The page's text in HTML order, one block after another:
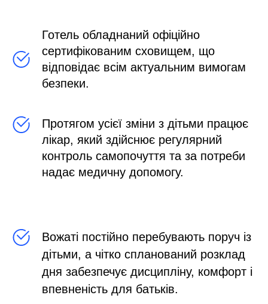
Готель обладнаний офіційно
сертифікованим сховищем, що
відповідає всім актуальним вимогам
безпеки.
Протягом усієї зміни з дітьми працює
лікар, який здійснює регулярний
контроль самопочуття та за потреби
надає медичну допомогу.
Вожаті постійно перебувають поруч із
дітьми, а чітко спланований розклад
дня забезпечує дисципліну, комфорт і
впевненість для батьків.